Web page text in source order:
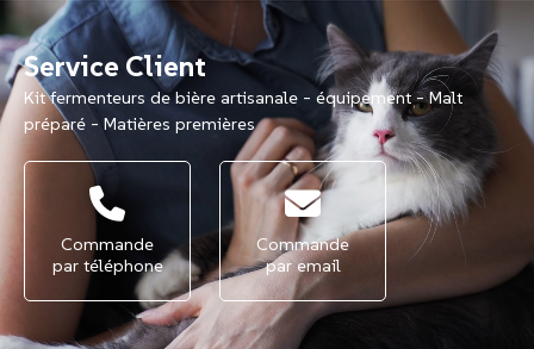
Service Client
Kit fermenteurs de bière artisanale - équipement - Malt
préparé - Matières premières
Commande
par téléphone
Commande
par email